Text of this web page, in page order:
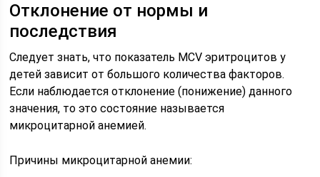
Отклонение от нормы и
последствия
Следует знать, что показатель MCV эритроцитов у
детей зависит от большого количества факторов.
Если наблюдается отклонение (понижение) данного
значения, то это состояние называется
микроцитарной анемией.
Причины микроцитарной анемии: